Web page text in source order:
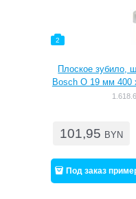
2
Плоское зубило,
Bosch O 19 мм 400
101,95 BYN
Под заказ